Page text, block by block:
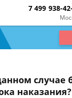
7 499 938-
случае
наказания?